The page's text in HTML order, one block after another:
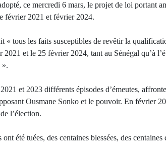
ce mercredi 6 mars, le projet de loi portant
février 2021 et février 2024.
« tous les faits susceptibles de revêtir la
et le 25 février 2024, tant au Sénégal qu’à
».
et 2023 différents épisodes d’émeutes,
Ousmane Sonko et le pouvoir. En février
l’élection.
été tuées, des centaines blessées, des centaines